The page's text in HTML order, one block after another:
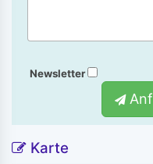
Newsletter
Karte